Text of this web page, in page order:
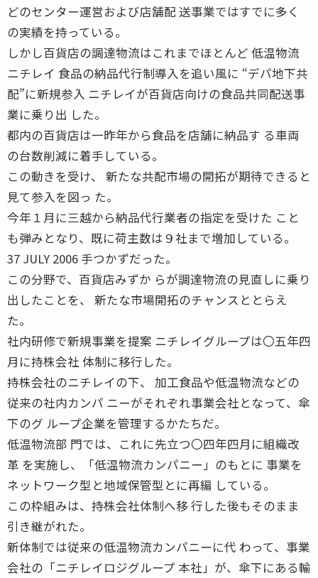
どのセンター運営および店舗配 送事業ではすでに多く
の実績を持っている。
しかし百貨店の調達物流はこれまでほとんど 低温物流
ニチレイ 食品の納品代行制導入を追い風に “デパ地下共
配”に新規参入 ニチレイが百貨店向けの食品共同配送事
業に乗り出 した。
都内の百貨店は一昨年から食品を店舗に納品す る車両
の台数削減に着手している。
この動きを受け、 新たな共配市場の開拓が期待できると
見て参入を図っ た。
今年１月に三越から納品代行業者の指定を受けた こと
も弾みとなり、既に荷主数は９社まで増加している。
37 JULY 2006 手つかずだった。
この分野で、百貨店みずか らが調達物流の見直しに乗り
出したことを、 新たな市場開拓のチャンスととらえ
た。
社内研修で新規事業を提案 ニチレイグループは〇五年四
月に持株会社 体制に移行した。
持株会社のニチレイの下、 加工食品や低温物流などの
従来の社内カンパ ニーがそれぞれ事業会社となって、傘
下のグ ループ企業を管理するかたちだ。
低温物流部 門では、これに先立つ〇四年四月に組織改
革 を実施し、「低温物流カンパニー」のもとに 事業を
ネットワーク型と地域保管型とに再編 している。
この枠組みは、持株会社体制へ移 行した後もそのまま
引き継がれた。
新体制では従来の低温物流カンパニーに代 わって、事業
会社の「ニチレイロジグループ 本社」が、傘下にある輸